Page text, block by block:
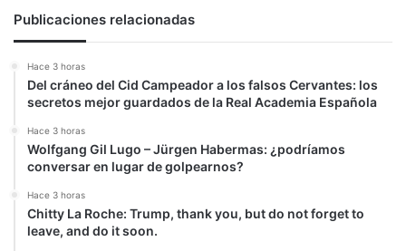
Publicaciones relacionadas
Hace 3 horas
Del cráneo del Cid Campeador a los falsos Cervantes: los
secretos mejor guardados de la Real Academia Española
Hace 3 horas
Wolfgang Gil Lugo – Jürgen Habermas: ¿podríamos
conversar en lugar de golpearnos?
Hace 3 horas
Chitty La Roche: Trump, thank you, but do not forget to
leave, and do it soon.